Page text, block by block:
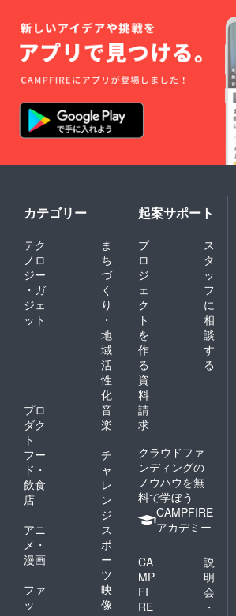
カテゴリー
テク
ノロ
ジー
・ガ
ジェ
ット
ま
ち
づ
く
り
・
地
域
活
性
化
プロ
ダク
ト
音
楽
フー
ド・
飲食
店
チ
ャ
レ
ン
ジ
アニ
メ・
漫画
ス
ポ
ー
ツ
ファ
ッ
映
像
起案サポート
プ
ロ
ジ
ェ
ク
ト
を
作
る
ス
タ
ッ
フ
に
相
談
す
る
資
料
請
求
クラウドファ
ンディングの
ノウハウを無
料で学ぼう
CAMPFIRE
アカデミー
CA
MP
FI
RE
説
明
会
・